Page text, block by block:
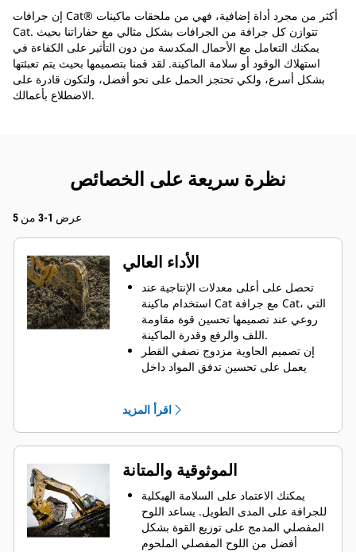
إن جرافات Cat®‎ أكثر من مجرد أداة إضافية، فهي من ملحقات ماكينات
Cat. تتوازن كل جرافة من الجرافات بشكل مثالي مع حفاراتنا بحيث
يمكنك التعامل مع الأحمال المكدسة من دون التأثير على الكفاءة في
استهلاك الوقود أو سلامة الماكينة. لقد قمنا بتصميمها بحيث يتم تعبئتها
بشكل أسرع، ولكي تحتجز الحمل على نحو أفضل، ولتكون قادرة على
الاضطلاع بأعمالك.
نظرة سريعة على الخصائص
عرض 1-3 من 5
الأداء العالي
تحصل على أعلى معدلات الإنتاجية عند
استخدام ماكينة Cat مع جرافة Cat، التي
روعي عند تصميمها تحسين قوة مقاومة
اللف والرفع وقدرة الماكينة.
إن تصميم الحاوية مزدوج نصفي القطر
يعمل على تحسين تدفق المواد داخل
عدم سحب الجزء السفلي من الجرافة،
يزيد استهلاك الوقود إلى الحد الأقصى
أثناء الحفر. تم تصميم جرافات Cat بحيث
تخترق المواد بمنتهى السرعة لتحسين
تحميل كمية أكبر من المواد في أقل وقت
ممكن. يساعد شكل الجرافة والقضبان
الجانبية على الاحتفاظ بمعظم المواد في
الجرافة لكل حمولة.
اقرأ المزيد
الموثوقية والمتانة
يمكنك الاعتماد على السلامة الهيكلية
للجرافة على المدى الطويل. ‏‫يساعد اللوح
المفصلي المدمج على توزيع القوة بشكل
أفضل من اللوح المفصلي الملحوم